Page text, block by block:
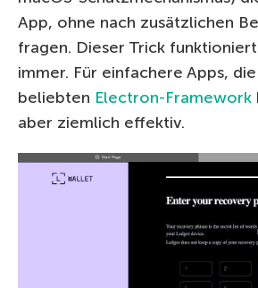
App, ohne nach zusätzlichen
fragen. Dieser Trick
immer. Für einfachere Apps,
beliebten Electron-Framework
aber ziemlich effektiv.